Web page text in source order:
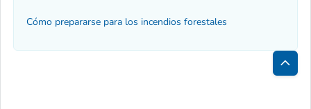
Cómo prepararse para los incendios forestales